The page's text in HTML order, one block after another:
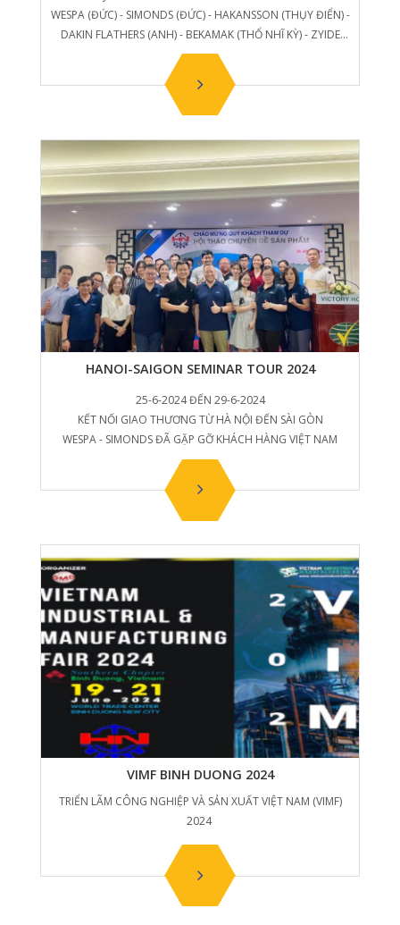
WESPA (ĐỨC) - SIMONDS (ĐỨC) - HAKANSSON (THỤY ĐIỂN) -
DAKIN FLATHERS (ANH) - BEKAMAK (THỔ NHĨ KỲ) - ZYIDE
(TQ).
HANOI-SAIGON SEMINAR TOUR 2024
25-6-2024 ĐẾN 29-6-2024
KẾT NỐI GIAO THƯƠNG TỪ HÀ NỘI ĐẾN SÀI GÒN
WESPA - SIMONDS ĐÃ GẶP GỠ KHÁCH HÀNG VIỆT NAM
VIMF BINH DUONG 2024
TRIỂN LÃM CÔNG NGHIỆP VÀ SẢN XUẤT VIỆT NAM (VIMF)
2024